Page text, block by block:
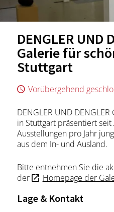
Ausflugsziele
Wein
Wandern
DENGLER UND
Galerie für
Stuttgart
Vorübergehend
DENGLER UND
in Stuttgart präsentiert
Ausstellungen pro Jahr
aus dem In- und Ausland.
Bitte entnehmen Sie die
der
Homepage der
Lage & Kontakt